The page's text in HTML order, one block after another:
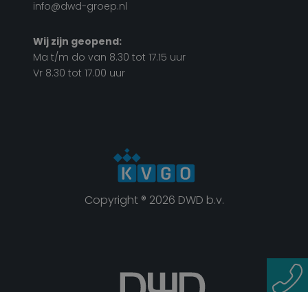
info@dwd-groep.nl
Wij zijn geopend:
Ma t/m do van 8.30 tot 17.15 uur
Vr 8.30 tot 17.00 uur
Copyright ® 2026 DWD b.v.